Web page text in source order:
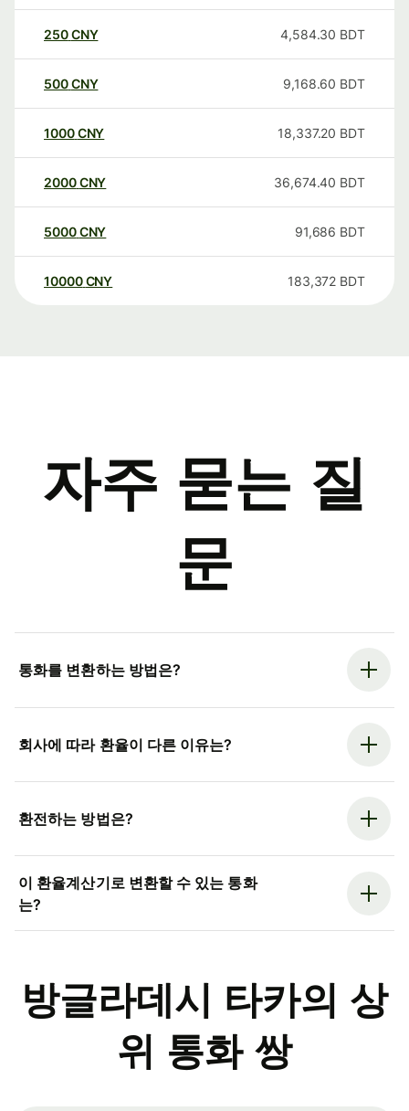
250CNY 4,584.30 BDT
500CNY 9,168.60 BDT
1000CNY 18,337.20 BDT
2000CNY 36,674.40 BDT
5000CNY 91,686 BDT
10000 CNY 183,372 BDT
자주 묻는 질
문
통화를 변환하는 방법은?
회사에 따라 환율이 다른 이유는?
환전하는 방법은?
이 환율계산기로 변환할 수 있는 통화
는?
방글라데시 타카의 상
위 통화 쌍